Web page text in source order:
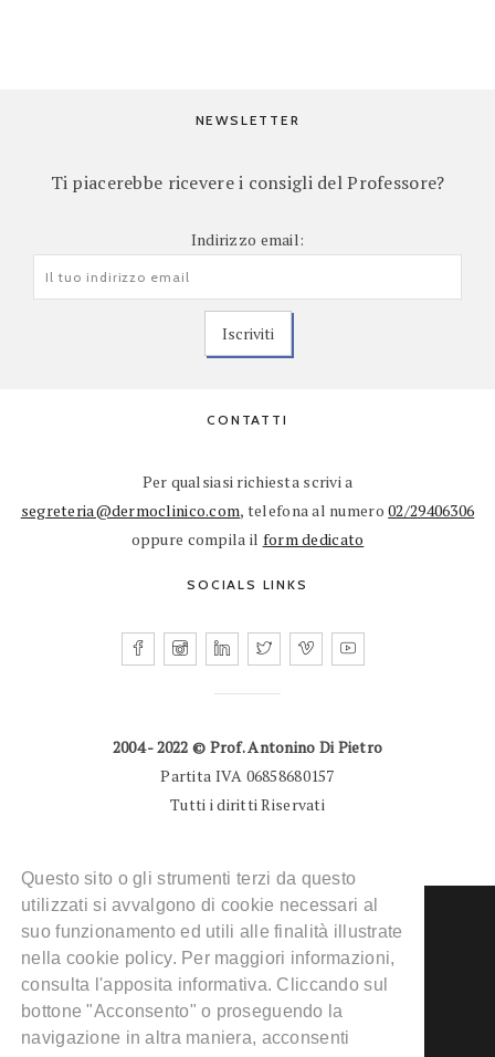
Questo sito o gli strumenti terzi da questo
utilizzati si avvalgono di cookie necessari al
suo funzionamento ed utili alle finalità illustrate
nella cookie policy. Per maggiori informazioni,
consulta l'apposita informativa. Cliccando sul
bottone "Acconsento" o proseguendo la
navigazione in altra maniera, acconsenti
NEWSLETTER
Ti piacerebbe ricevere i consigli del Professore?
Indirizzo email:
CONTATTI
Per qualsiasi richiesta scrivi a
segreteria@dermoclinico.com, telefona al numero02/29406306
oppure compila il form dedicato
SOCIALS LINKS
2004 - 2022 © Prof. Antonino Di Pietro
Partita IVA 06858680157
Tutti i diritti Riservati
DERMATOLOGO MILANO
CONDIZIONI D’USO